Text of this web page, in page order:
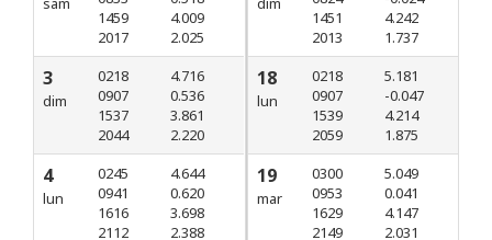
1459
2017
4.009
2.025
3
dim
0218
0907
1537
2044
4.716
0.536
3.861
2.220
4
lun
0245
0941
1616
2112
4.644
0.620
3.698
2.388
1451
2013
4.242
1.737
18
lun
0218
0907
1539
2059
5.181
-0.047
4.214
1.875
19
mar
0300
0953
1629
2149
5.049
0.041
4.147
2.031